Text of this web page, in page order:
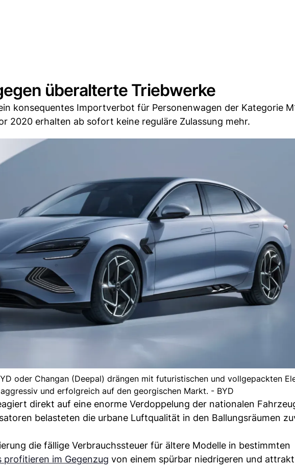
überalterte Triebwerke
konsequentes Importverbot für Personenwagen der Kategorie
2020 erhalten ab sofort keine reguläre Zulassung mehr.
oder Changan (Deepal) drängen mit futuristischen und vollgepackten
und erfolgreich auf den georgischen Markt. - BYD
direkt auf eine enorme Verdoppelung der nationalen
belasteten die urbane Luftqualität in den Ballungsräumen
die fällige Verbrauchssteuer für ältere Modelle in bestimmten
profitieren im Gegenzug von einem spürbar niedrigeren und